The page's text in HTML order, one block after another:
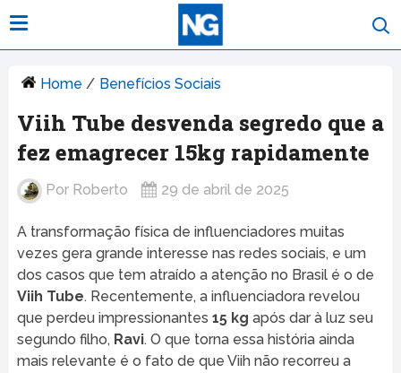
Home / Benefícios Sociais
Viih Tube desvenda segredo que a
fez emagrecer 15kg rapidamente
Por Roberto 29 de abril de 2025
A transformação física de influenciadores muitas
vezes gera grande interesse nas redes sociais, e um
dos casos que tem atraído a atenção no Brasil é o de
Viih Tube. Recentemente, a influenciadora revelou
que perdeu impressionantes 15 kg após dar à luz seu
segundo filho, Ravi. O que torna essa história ainda
mais relevante é o fato de que Viih não recorreu a